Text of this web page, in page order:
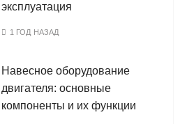
эксплуатация
1 ГОД НАЗАД
Навесное оборудование
двигателя: основные
компоненты и их функции